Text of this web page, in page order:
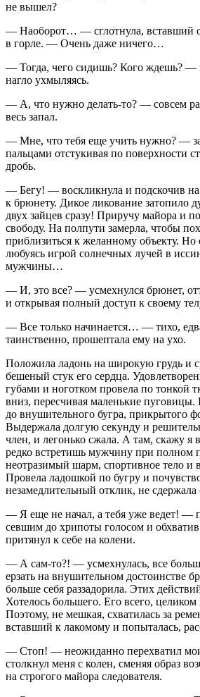
не вышел?
— Наоборот… — сглотнула, вставший
в горле. — Очень даже ничего…
— Тогда, чего сидишь? Кого ждешь? —
нагло ухмыляясь.
— А, что нужно делать-то? — совсем
весь запал.
— Мне, что тебя еще учить нужно? —
пальцами отстукивая по поверхности
дробь.
— Бегу! — воскликнула и подскочив на
к брюнету. Дикое ликование затопило
двух зайцев сразу! Приручу майора и
свободу. На полпути замерла, чтобы
приблизиться к желанному объекту. Но
любуясь игрой солнечных лучей в
мужчины…
— И, это все? — усмехнулся брюнет,
и открывая полный доступ к своему
— Все только начинается… — тихо,
таинственно, прошептала ему на ухо.
Положила ладонь на широкую грудь и
бешеный стук его сердца.
губами и ноготком провела по тонкой
вниз, пересчивая маленькие пуговицы.
до внушительного бугра, прикрытого
Выдержала долгую секунду и
член, и легонько сжала. А там, скажу я
редко встретишь мужчину при полном
неотразимый шарм, спортивное тело и
Провела ладошкой по бугру и
незамедлительный отклик, не
— Я еще не начал, а тебя уже ведет! —
севшим до хрипоты голосом и
притянул к себе на колени.
— А сам-то?! — усмехнулась, все
ерзать на внушительном достоинстве
больше себя раззадорила. Этих
Хотелось большего. Его всего,
Поэтому, не мешкая, схватилась за
вставший к лакомому и попыталась,
— Стоп! — неожиданно перехватил мои
столкнул меня с колен, сменяя образ
на строгого майора следователя.